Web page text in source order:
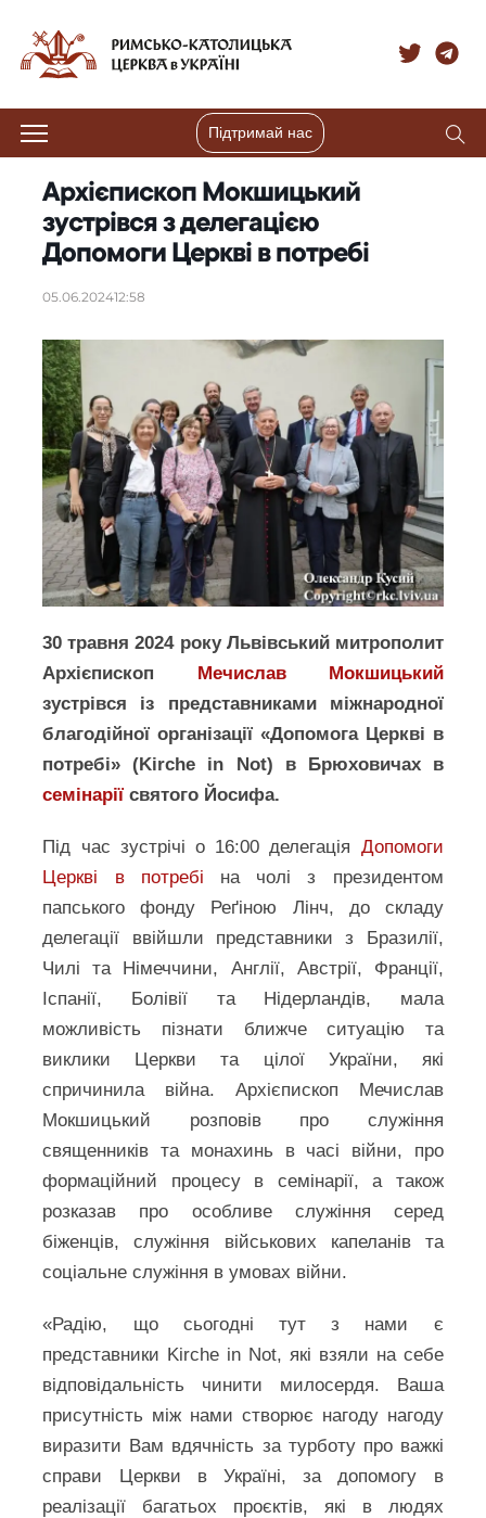
Підтримай нас
Архієпископ Мокшицький
зустрівся з делегацією
Допомоги Церкві в потребі
05.06.202412:58
30 травня 2024 року Львівський митрополит
Архієпископ Мечислав Мокшицький
зустрівся із представниками міжнародної
благодійної організації «Допомога Церкві в
потребі» (Kirche in Not) в Брюховичах в
семінарії святого Йосифа.
Під час зустрічі о 16:00 делегація Допомоги
Церкві в потребі на чолі з президентом
папського фонду Реґіною Лінч, до складу
делегації ввійшли представники з Бразилії,
Чилі та Німеччини, Англії, Австрії, Франції,
Іспанії, Болівії та Нідерландів, мала
можливість пізнати ближче ситуацію та
виклики Церкви та цілої України, які
спричинила війна. Архієпископ Мечислав
Мокшицький розповів про служіння
священників та монахинь в часі війни, про
формаційний процесу в семінарії, а також
розказав про особливе служіння серед
біженців, служіння військових капеланів та
соціальне служіння в умовах війни.
«Радію, що сьогодні тут з нами є
представники Kirche in Not, які взяли на себе
відповідальність чинити милосердя. Ваша
присутність між нами створює нагоду нагоду
виразити Вам вдячність за турботу про важкі
справи Церкви в Україні, за допомогу в
реалізації багатьох проєктів, які в людях